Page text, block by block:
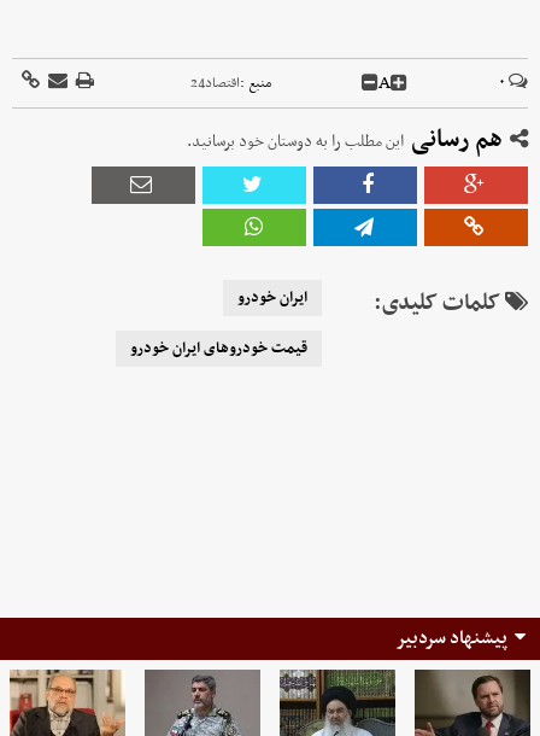
۰ A منبع :اقتصاد24
هم رسانی این مطلب را به دوستان خود برسانید.
کلمات کلیدی:
ایران خودرو
قیمت خودرو‌های ایران خودرو
پیشنهاد سردبیر